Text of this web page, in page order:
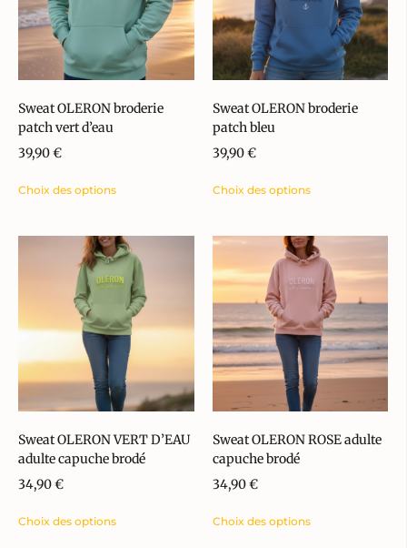
Sweat OLERON broderie
patch vert d’eau
39,90€
Choix des options
Sweat OLERON broderie
patch bleu
39,90€
Choix des options
Sweat OLERON VERT D’EAU
adulte capuche brodé
34,90€
Choix des options
Sweat OLERON ROSE adulte
capuche brodé
34,90€
Choix des options